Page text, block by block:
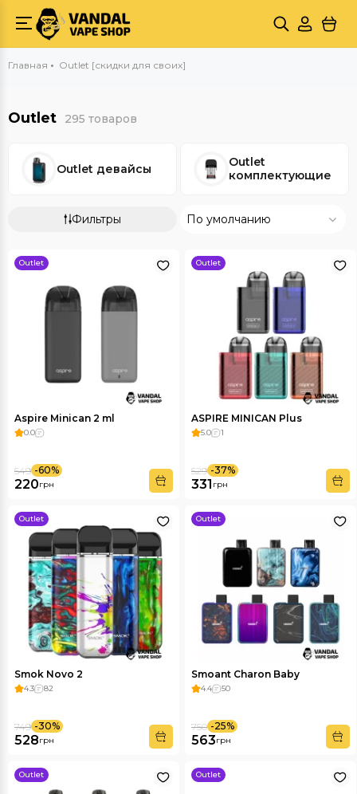
Главная Outlet [скидки для своих]
Outlet 295 товаров
Outlet девайсы
Outlet
комплектующие
Фильтры По умолчанию
Outlet
Aspire Minican 2 ml
0.0
220грн
549 -60%
Outlet
ASPIRE MINICAN Plus
5.0 1
331 грн
529 -37%
Outlet
Smok Novo 2
4.3 82
528грн
749 -30%
Outlet
Smoant Charon Baby
4.4 50
563грн
750 -25%
Outlet Outlet